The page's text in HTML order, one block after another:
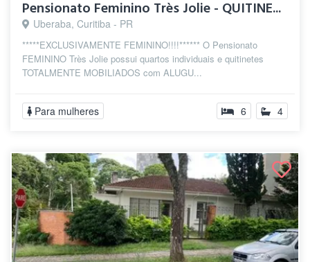
Pensionato Feminino Très Jolie - QUITINE...
Uberaba, Curitiba - PR
*****EXCLUSIVAMENTE FEMININO!!!!****** O Pensionato
FEMININO Très Jolie possui quartos individuais e quitinetes
TOTALMENTE MOBILIADOS com ALUGU...
Para mulheres 6 4